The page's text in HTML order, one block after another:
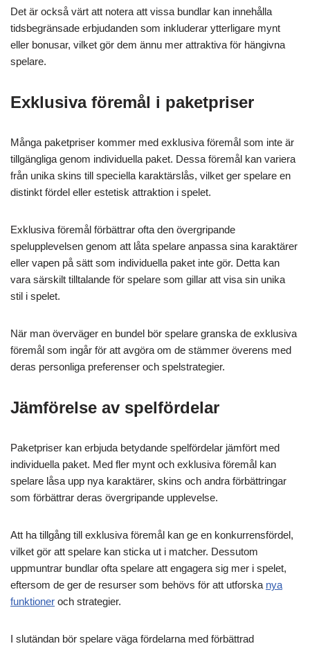
Det är också värt att notera att vissa bundlar kan innehålla
tidsbegränsade erbjudanden som inkluderar ytterligare mynt
eller bonusar, vilket gör dem ännu mer attraktiva för hängivna
spelare.
Exklusiva föremål i paketpriser
Många paketpriser kommer med exklusiva föremål som inte är
tillgängliga genom individuella paket. Dessa föremål kan variera
från unika skins till speciella karaktärslås, vilket ger spelare en
distinkt fördel eller estetisk attraktion i spelet.
Exklusiva föremål förbättrar ofta den övergripande
spelupplevelsen genom att låta spelare anpassa sina karaktärer
eller vapen på sätt som individuella paket inte gör. Detta kan
vara särskilt tilltalande för spelare som gillar att visa sin unika
stil i spelet.
När man överväger en bundel bör spelare granska de exklusiva
föremål som ingår för att avgöra om de stämmer överens med
deras personliga preferenser och spelstrategier.
Jämförelse av spelfördelar
Paketpriser kan erbjuda betydande spelfördelar jämfört med
individuella paket. Med fler mynt och exklusiva föremål kan
spelare låsa upp nya karaktärer, skins och andra förbättringar
som förbättrar deras övergripande upplevelse.
Att ha tillgång till exklusiva föremål kan ge en konkurrensfördel,
vilket gör att spelare kan sticka ut i matcher. Dessutom
uppmuntrar bundlar ofta spelare att engagera sig mer i spelet,
eftersom de ger de resurser som behövs för att utforska nya
funktioner och strategier.
I slutändan bör spelare väga fördelarna med förbättrad